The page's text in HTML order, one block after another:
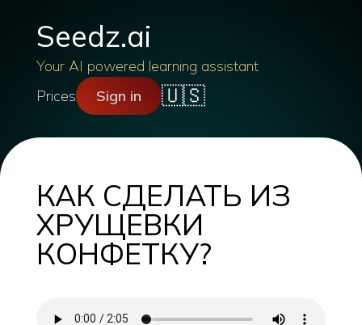
Seedz.ai
Your AI powered learning assistant
Prices
Sign in 🇺🇸
КАК СДЕЛАТЬ ИЗ
ХРУЩЕВКИ
КОНФЕТКУ?